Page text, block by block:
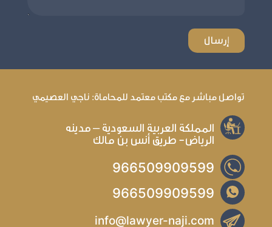
تواصل مباشر مع مكتب معتمد للمحاماة: ناجي العصيمي
المملكة العربية السعودية – مدينه
الرياض- طريق أنس بن مالك
966509909599
966509909599
info@lawyer-naji.com